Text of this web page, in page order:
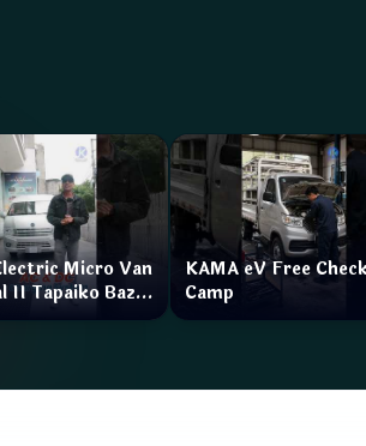
Micro Van
II Tapaiko Bazar
Kendra
KAMA eV Free
Camp